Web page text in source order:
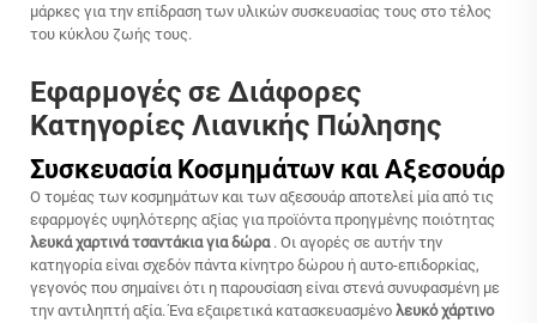
μάρκες για την επίδραση των υλικών συσκευασίας τους στο τέλος
του κύκλου ζωής τους.
Εφαρμογές σε Διάφορες
Κατηγορίες Λιανικής Πώλησης
Συσκευασία Κοσμημάτων και Αξεσουάρ
Ο τομέας των κοσμημάτων και των αξεσουάρ αποτελεί μία από τις
εφαρμογές υψηλότερης αξίας για προϊόντα προηγμένης ποιότητας
λευκά χαρτινά τσαντάκια για δώρα . Οι αγορές σε αυτήν την
κατηγορία είναι σχεδόν πάντα κίνητρο δώρου ή αυτο-επιδορκίας,
γεγονός που σημαίνει ότι η παρουσίαση είναι στενά συνυφασμένη με
την αντιληπτή αξία. Ένα εξαιρετικά κατασκευασμένο λευκό χάρτινο